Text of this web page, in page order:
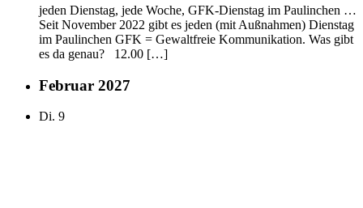
jeden Dienstag, jede Woche, GFK-Dienstag im Paulinchen …
Seit November 2022 gibt es jeden (mit Außnahmen) Dienstag
im Paulinchen GFK = Gewaltfreie Kommunikation. Was gibt
es da genau? 12.00 […]
Februar 2027
Di. 9